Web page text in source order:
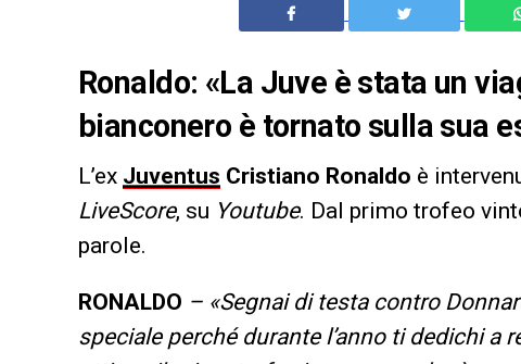
Ronaldo: «La Juve è stata un
bianconero è tornato sulla sua
L’ex Juventus Cristiano Ronaldo è
LiveScore, su Youtube. Dal primo trofeo
parole.
RONALDO – «Segnai di testa contro
speciale perché durante l’anno ti dedichi a